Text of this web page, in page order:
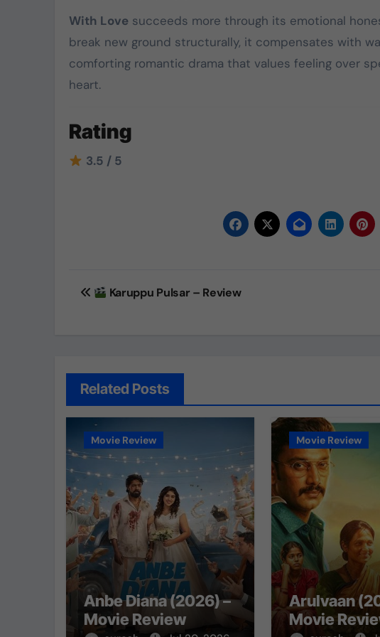
With Lovesucceeds more through its emotional
break new ground structurally, it compensates with
comforting romantic drama that values feeling over
heart.
Rating
3.5 / 5
PostKaruppu Pulsar – Review
Related Posts
Movie Review
Anbe Diana (2026) –
Movie Review
Movie Review
Arulvaan
Movie